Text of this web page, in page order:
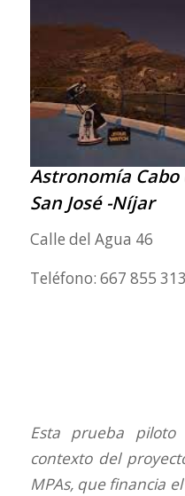
Astronomía Cabo
San José -Níjar
Calle del Agua 46
Teléfono: 667 855 313
Esta prueba
contexto del
MPAs, que financia